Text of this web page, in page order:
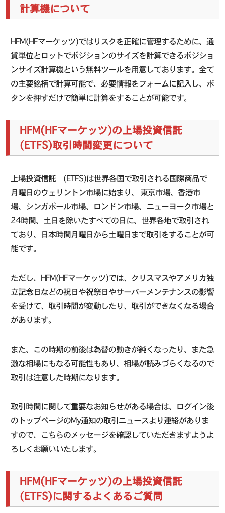
計算機について
HFM(HFマーケッツ)ではリスクを正確に管理するために、通
貨単位とロットでポジションのサイズを計算できるポジショ
ンサイズ計算機という無料ツールを用意しております。全て
の主要銘柄で計算可能で、必要情報をフォームに記入し、ボ
タンを押すだけで簡単に計算をすることが可能です。
HFM(HFマーケッツ)の上場投資信託
(ETFS)取引時間変更について
上場投資信託 (ETFS)は世界各国で取引される国際商品で
月曜日のウェリントン市場に始まり、 東京市場、香港市
場、シンガポール市場、ロンドン市場、ニューヨーク市場と
24時間、土日を除いたすべての日に、世界各地で取引され
ており、日本時間月曜日から土曜日まで取引をすることが可
能です。
ただし、HFM(HFマーケッツ)では、クリスマスやアメリカ独
立記念日などの祝日や祝祭日やサーバーメンテナンスの影響
を受けて、取引時間が変動したり、取引ができなくなる場合
があります。
また、この時期の前後は為替の動きが鈍くなったり、また急
激な相場にもなる可能性もあり、相場が読みづらくなるので
取引は注意した時期になります。
取引時間に関して重要なお知らせがある場合は、ログイン後
のトップページのMy通知の取引ニュースより連絡がありま
すので、こちらのメッセージを確認していただきますようよ
ろしくお願いいたします。
HFM(HFマーケッツ)の上場投資信託
(ETFS)に関するよくあるご質問